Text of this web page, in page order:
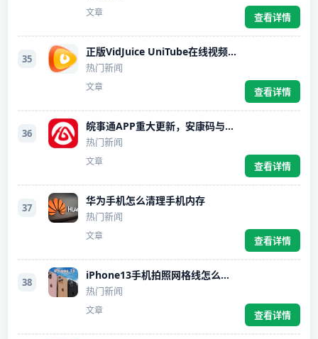
文章 查看详情
35
正版VidJuice UniTube在线视频下载器,最低74元起
热门新闻
文章 查看详情
36
皖事通APP重大更新，安康码与行程码合二为一
热门新闻
文章 查看详情
37
华为手机怎么清理手机内存
热门新闻
文章 查看详情
38
iPhone13手机拍照网格线怎么打开
热门新闻
文章 查看详情